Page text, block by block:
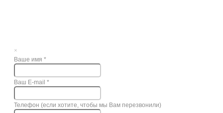
×
Ваше имя *
Ваш E-mail *
Телефон (если хотите, чтобы мы Вам перезвонили)